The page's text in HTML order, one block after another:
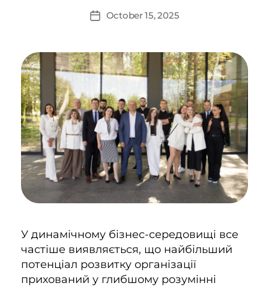
October 15, 2025
У динамічному бізнес-середовищі все
частіше виявляється, що найбільший
потенціал розвитку організації
прихований у глибшому розумінні